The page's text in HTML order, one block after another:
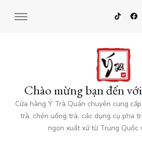
Chào mừng bạn đến
Cửa hàng Ý Trà Quán chuyên cung
trà, chén uống trà, các dụng cụ pha
ngon xuất xứ từ Trung Quốc